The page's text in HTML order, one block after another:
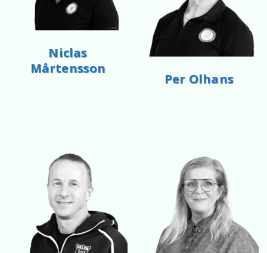
Niclas
Mårtensson
Per Olhans